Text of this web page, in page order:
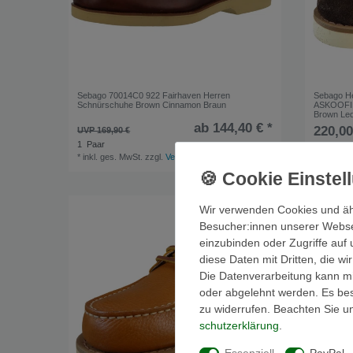
Sebago 70014C0 922 Fairhaven Herren
Schnürschuhe Brown Cinnamon Braun
UVP 169,90 € ab 144,40 € *
1
Paar
* inkl. ges. MwSt. zzgl.Versandkosten
Sebago
Brown
*inkl.
Wir verwenden Cookies und
Besucher:innen unserer
einzubinden oder Zugriffe auf
diese Daten mit Dritten, die
Die Datenverarbeitung kann
oder abgelehnt werden. Es
zu widerrufen. Beachten Sie
schutz­erklärung